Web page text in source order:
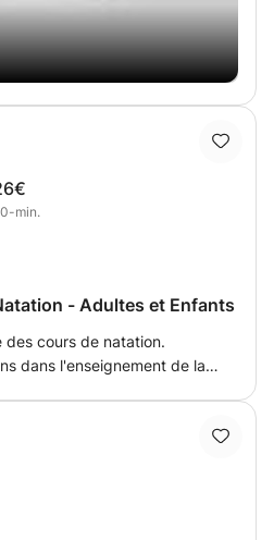
min.
- Adultes et Enfants
dans l'enseignement de la
que du diplôme fédéral
perfectionnement des nages.